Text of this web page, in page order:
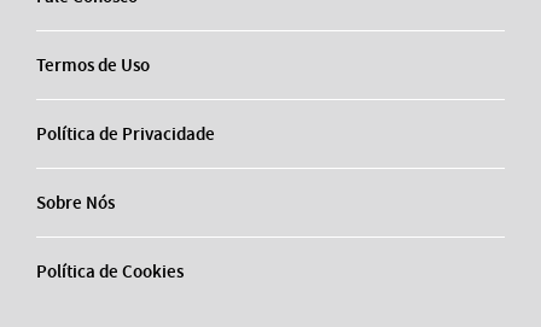
Termos de Uso
Política de Privacidade
Sobre Nós
Política de Cookies